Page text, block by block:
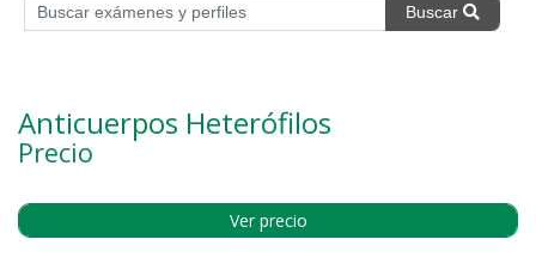
Buscar
Anticuerpos Heterófilos
Precio
Ver precio